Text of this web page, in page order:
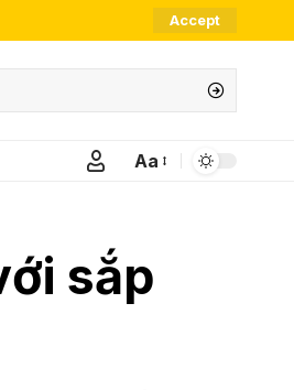
Accept
Font
Aa
sắp